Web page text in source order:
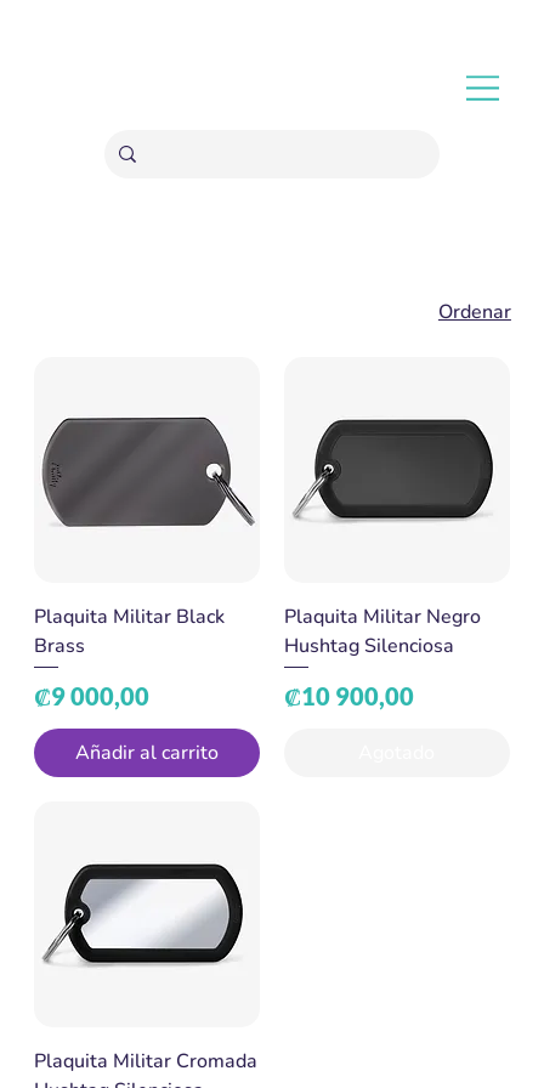
Ordenar
Plaquita Militar Black
Brass
Precio
₡9 000,00
Añadir al carrito
Plaquita Militar Negro
Hushtag Silenciosa
Precio
₡10 900,00
Plaquita Militar Cromada